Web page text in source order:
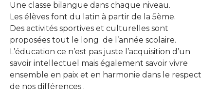
Une classe bilangue dans chaque niveau.
Les élèves font du latin à partir de la 5ème.
Des activités sportives et culturelles sont
proposées tout le long de l’année scolaire.
L’éducation ce n’est pas juste l’acquisition d’un
savoir intellectuel mais également savoir vivre
ensemble en paix et en harmonie dans le respect
de nos différences .